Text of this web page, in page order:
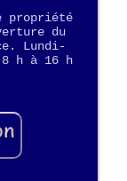
propriété
du
Lundi-
h à 16 h